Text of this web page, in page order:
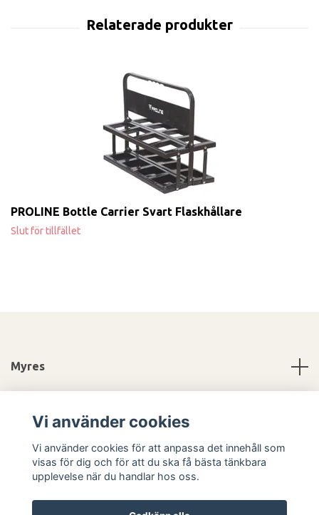
PROLINE Bottle Carrier Svart Flaskhållare
Slut för tillfället
Myres
Sociala medier
Vi använder cookies
Vi använder cookies för att anpassa det innehåll som
visas för dig och för att du ska få bästa tänkbara
upplevelse när du handlar hos oss.